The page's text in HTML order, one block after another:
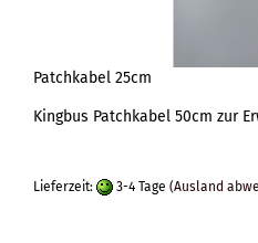
Patchkabel 25cm
Kingbus Patchkabel 50cm zur
Lieferzeit: 3-4 Tage (Ausland